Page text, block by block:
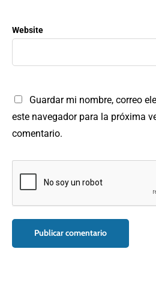
Website
Guardar mi nombre, correo
este navegador para la próxima
comentario.